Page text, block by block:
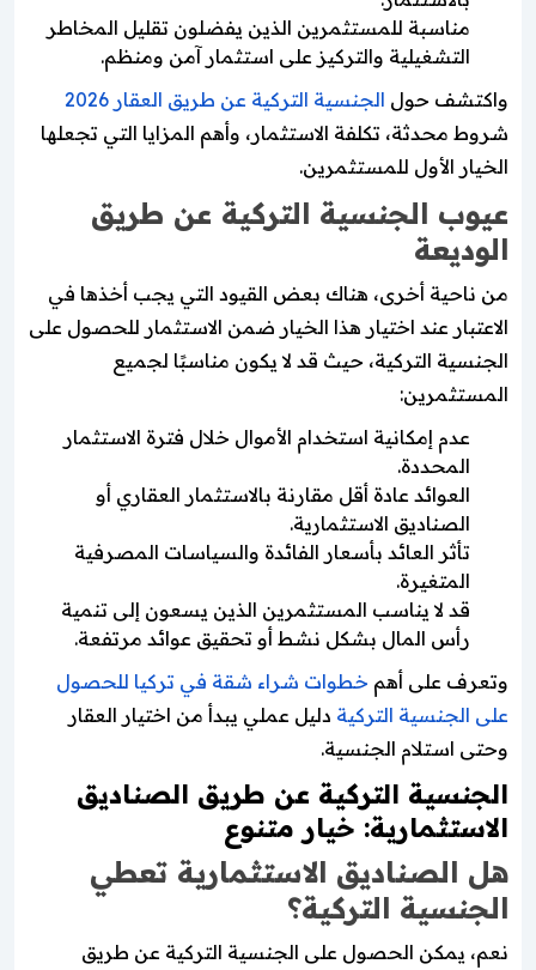
مناسبة للمستثمرين الذين يفضلون تقليل المخاطر
التشغيلية والتركيز على استثمار آمن ومنظم.
واكتشف حولالجنسية التركية عن طريق العقار 2026
شروط محدثة، تكلفة الاستثمار، وأهم المزايا التي تجعلها
الخيار الأول للمستثمرين.
عيوب الجنسية التركية عن طريق
الوديعة
من ناحية أخرى، هناك بعض القيود التي يجب أخذها في
الاعتبار عند اختيار هذا الخيار ضمن الاستثمار للحصول على
الجنسية التركية، حيث قد لا يكون مناسبًا لجميع
المستثمرين:
عدم إمكانية استخدام الأموال خلال فترة الاستثمار
المحددة.
العوائد عادة أقل مقارنة بالاستثمار العقاري أو
الصناديق الاستثمارية.
تأثر العائد بأسعار الفائدة والسياسات المصرفية
المتغيرة.
قد لا يناسب المستثمرين الذين يسعون إلى تنمية
رأس المال بشكل نشط أو تحقيق عوائد مرتفعة.
وتعرف على أهمخطوات شراء شقة في تركيا للحصول
على الجنسية التركيةدليل عملي يبدأ من اختيار العقار
وحتى استلام الجنسية.
الجنسية التركية عن طريق الصناديق
الاستثمارية: خيار متنوع
هل الصناديق الاستثمارية تعطي
الجنسية التركية؟
نعم، يمكن الحصول على الجنسية التركية عن طريق